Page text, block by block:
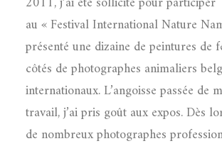
au « Festival International Nature
présenté une dizaine de peintures de
côtés de photographes animaliers
internationaux. L’angoisse passée de
travail, j’ai pris goût aux expos. Dès
de nombreux photographes